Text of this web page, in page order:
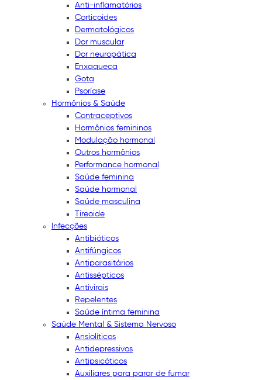
Anti-inflamatórios
Corticoides
Dermatológicos
Dor muscular
Dor neuropática
Enxaqueca
Gota
Psoríase
Hormônios & Saúde
Contraceptivos
Hormônios femininos
Modulação hormonal
Outros hormônios
Performance hormonal
Saúde feminina
Saúde hormonal
Saúde masculina
Tireoide
Infecções
Antibióticos
Antifúngicos
Antiparasitários
Antissépticos
Antivirais
Repelentes
Saúde íntima feminina
Saúde Mental & Sistema Nervoso
Ansiolíticos
Antidepressivos
Antipsicóticos
Auxiliares para parar de fumar